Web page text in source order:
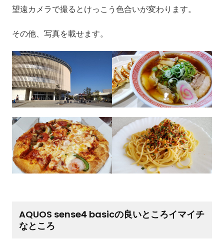
望遠カメラで撮るとけっこう色合いが変わります。
その他、写真を載せます。
AQUOS sense4 basicの良いところイマイチ
なところ